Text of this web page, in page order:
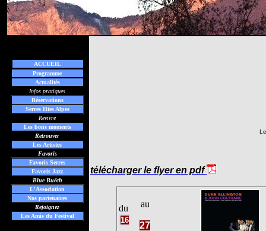
ACCUEIL
Programme
Actualités
Infos pratiques
Réservations
Serres Htes Alpes
Revivre
Les bons moments
Retrouver
Les Artistes
Favoris
Favoris Serres
Favoris Jazz
Blue Buëch
L'Association
Nos partenaires
Rejoignez
Les Amis du Festival
télécharger le flyer en pdf
du
16
au
27